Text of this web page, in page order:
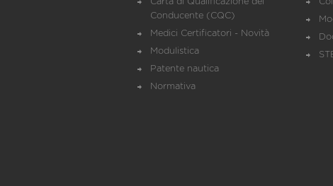
Conducente (CQC)
Medici Certificatori - Novità
Modulistica
Patente nautica
Normativa